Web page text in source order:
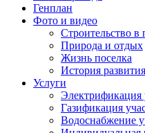
Генплан
Фото и видео
Строительство в
Природа и отдых
Жизнь поселка
История
Услуги
Электрификация
Газификация
Водоснабжение